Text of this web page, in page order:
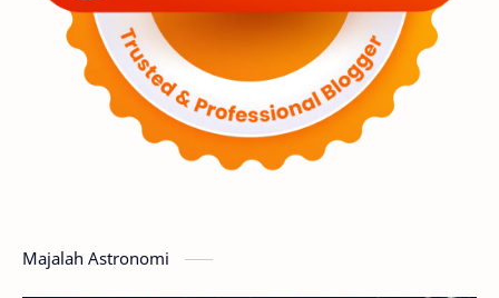
Luar Angkasa Video Aurora
Supernova Nebula Sponsored
Mars Planet Katai
GMT 2016
Majalah Astronomi